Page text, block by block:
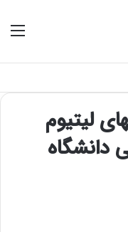
لیتیوم
دانشگاه